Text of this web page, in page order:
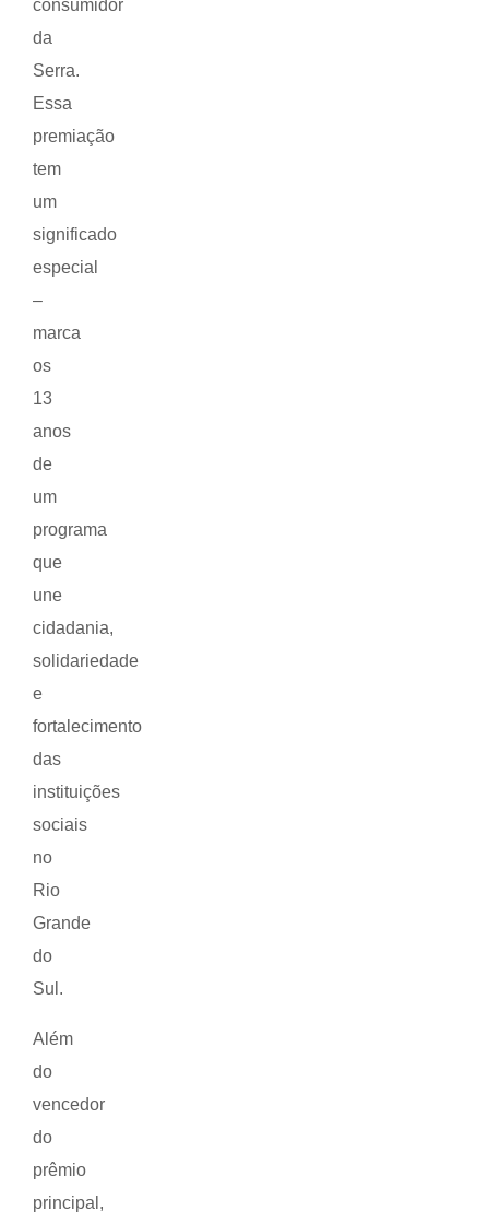
consumidor
da
Serra.
Essa
premiação
tem
um
significado
especial
–
marca
os
13
anos
de
um
programa
que
une
cidadania,
solidariedade
e
fortalecimento
das
instituições
sociais
no
Rio
Grande
do
Sul.
Além
do
vencedor
do
prêmio
principal,